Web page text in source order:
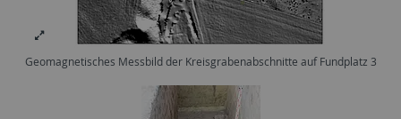
Geomagnetisches Messbild der Kreisgrabenabschnitte auf Fundplatz 3